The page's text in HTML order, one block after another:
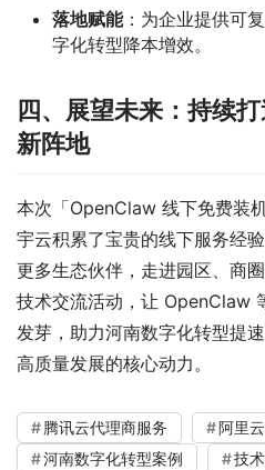
落地赋能：为企业提供可
字化转型降本增效。
四、展望未来：持续
新阵地
本次「OpenClaw 线下免费装
宇云积累了宝贵的线下服务经
更多生态伙伴，走进园区、商
技术交流活动，让 OpenClaw
发芽，助力河南数字化转型提
高质量发展的核心动力。
腾讯云代理商服务
阿里
河南数字化转型案例
技